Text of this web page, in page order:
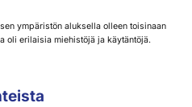
ympäristön aluksella olleen toisinaan
oli erilaisia miehistöjä ja käytäntöjä.